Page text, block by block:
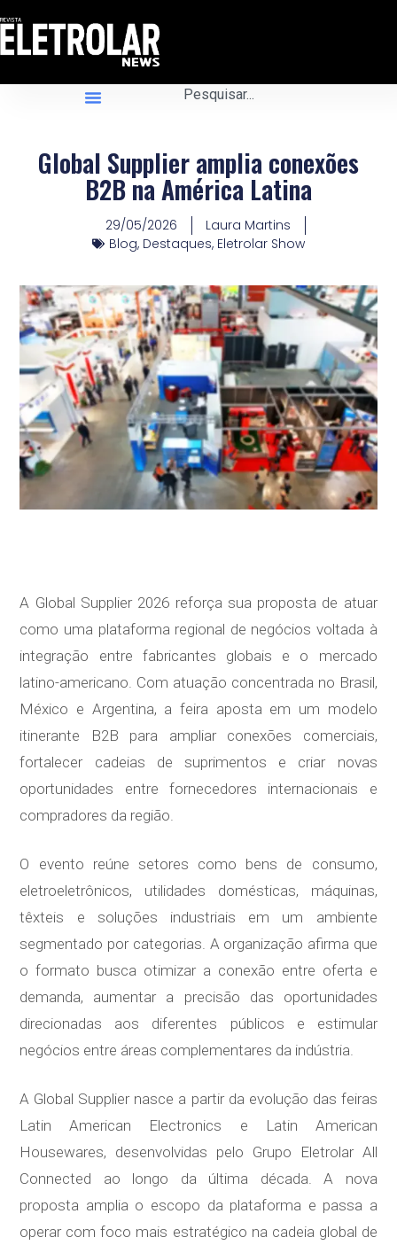
Global Supplier amplia conexões
B2B na América Latina
29/05/2026
Laura Martins
Blog, Destaques, Eletrolar Show
A Global Supplier 2026 reforça sua proposta de atuar
como uma plataforma regional de negócios voltada à
integração entre fabricantes globais e o mercado
latino-americano. Com atuação concentrada no Brasil,
México e Argentina, a feira aposta em um modelo
itinerante B2B para ampliar conexões comerciais,
fortalecer cadeias de suprimentos e criar novas
oportunidades entre fornecedores internacionais e
compradores da região.
O evento reúne setores como bens de consumo,
eletroeletrônicos, utilidades domésticas, máquinas,
têxteis e soluções industriais em um ambiente
segmentado por categorias. A organização afirma que
o formato busca otimizar a conexão entre oferta e
demanda, aumentar a precisão das oportunidades
direcionadas aos diferentes públicos e estimular
negócios entre áreas complementares da indústria.
A Global Supplier nasce a partir da evolução das feiras
Latin American Electronics e Latin American
Housewares, desenvolvidas pelo Grupo Eletrolar All
Connected ao longo da última década. A nova
proposta amplia o escopo da plataforma e passa a
operar com foco mais estratégico na cadeia global de